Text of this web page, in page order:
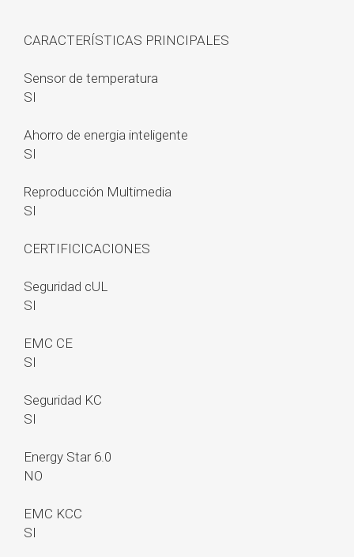
CARACTERÍSTICAS PRINCIPALES
Sensor de temperatura
SI
Ahorro de energia inteligente
SI
Reproducción Multimedia
SI
CERTIFICICACIONES
Seguridad cUL
SI
EMC CE
SI
Seguridad KC
SI
Energy Star 6.0
NO
EMC KCC
SI